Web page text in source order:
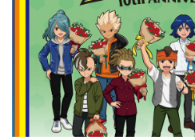
生成式AI與雲端應用
Enterprise Digital Transformation